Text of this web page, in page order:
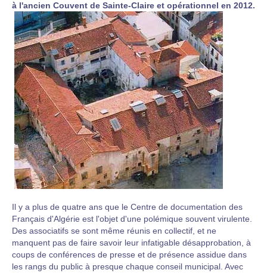
à l'ancien Couvent de Sainte-Claire et opérationnel en 2012.
Il y a plus de quatre ans que le Centre de documentation des
Français d'Algérie est l'objet d'une polémique souvent virulente.
Des associatifs se sont même réunis en collectif, et ne
manquent pas de faire savoir leur infatigable désapprobation, à
coups de conférences de presse et de présence assidue dans
les rangs du public à presque chaque conseil municipal. Avec